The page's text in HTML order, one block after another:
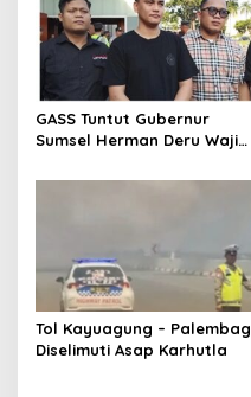
GASS Tuntut Gubernur
Sumsel Herman Deru Wajib
Tol Kayuagung – Palembag
Diselimuti Asap Karhutla